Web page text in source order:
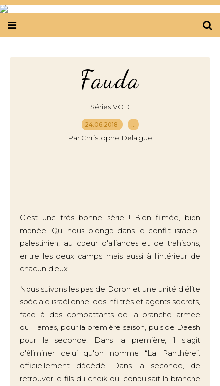
Fauda
Séries VOD
24.06.2018 …
Par Christophe Delaigue
C'est une très bonne série ! Bien filmée, bien
menée. Qui nous plonge dans le conflit israëlo-
palestinien, au coeur d'alliances et de trahisons,
entre les deux camps mais aussi à l'intérieur de
chacun d'eux.
Nous suivons les pas de Doron et une unité d'élite
spéciale israélienne, des infiltrés et agents secrets,
face à des combattants de la branche armée
du Hamas, pour la première saison, puis de Daesh
pour la seconde. Dans la première, il s'agit
d'éliminer celui qu'on nomme “La Panthère”,
officiellement décédé. Dans la seconde, de
retrouver le fils du cheik qui conduisait la branche